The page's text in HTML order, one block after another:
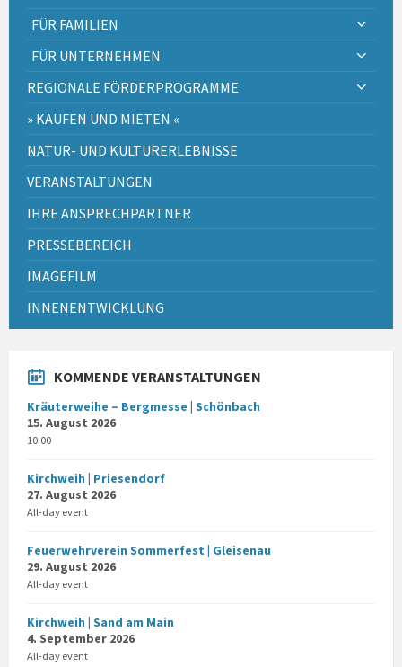
FÜR FAMILIEN
FÜR UNTERNEHMEN
REGIONALE FÖRDERPROGRAMME
» KAUFEN UND MIETEN «
NATUR- UND KULTURERLEBNISSE
VERANSTALTUNGEN
IHRE ANSPRECHPARTNER
PRESSEBEREICH
IMAGEFILM
INNENENTWICKLUNG
KOMMENDE VERANSTALTUNGEN
Kräuterweihe – Bergmesse | Schönbach
15. August 2026
10:00
Kirchweih | Priesendorf
27. August 2026
All-day event
Feuerwehrverein Sommerfest | Gleisenau
29. August 2026
All-day event
Kirchweih | Sand am Main
4. September 2026
All-day event